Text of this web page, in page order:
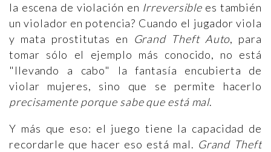
la escena de violación en Irreversible es también
un violador en potencia? Cuando el jugador viola
y mata prostitutas en Grand Theft Auto, para
tomar sólo el ejemplo más conocido, no está
"llevando a cabo" la fantasía encubierta de
violar mujeres, sino que se permite hacerlo
precisamente porque sabe que está mal.
Y más que eso: el juego tiene la capacidad de
recordarle que hacer eso está mal. Grand Theft